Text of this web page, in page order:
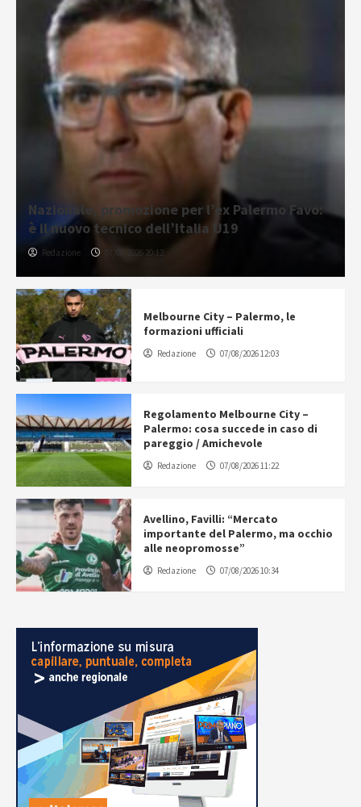
Nazionale, promozione per l’ex Palermo Favo:
è il nuovo tecnico dell’Italia U19
Redazione 07/08/2026 20:12
Melbourne City – Palermo, le
formazioni ufficiali
Redazione 07/08/2026 12:03
Regolamento Melbourne City –
Palermo: cosa succede in caso di
pareggio / Amichevole
Redazione 07/08/2026 11:22
Avellino, Favilli: “Mercato
importante del Palermo, ma occhio
alle neopromosse”
Redazione 07/08/2026 10:34